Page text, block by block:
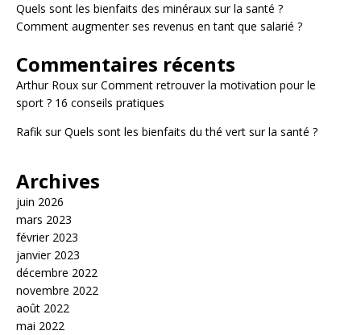
Quels sont les bienfaits des minéraux sur la santé ?
Comment augmenter ses revenus en tant que salarié ?
Commentaires récents
Arthur Roux surComment retrouver la motivation pour le
sport ? 16 conseils pratiques
Rafik surQuels sont les bienfaits du thé vert sur la santé ?
Archives
juin 2026
mars 2023
février 2023
janvier 2023
décembre 2022
novembre 2022
août 2022
mai 2022